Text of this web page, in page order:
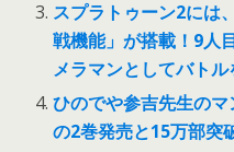
スプラトゥーン2には
戦機能」が搭載！9人
メラマンとしてバト
ひのでや参吉先生のマ
の2巻発売と15万部突